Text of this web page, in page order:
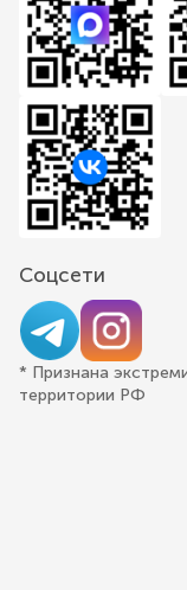
Соцсети
* Признана
территории РФ